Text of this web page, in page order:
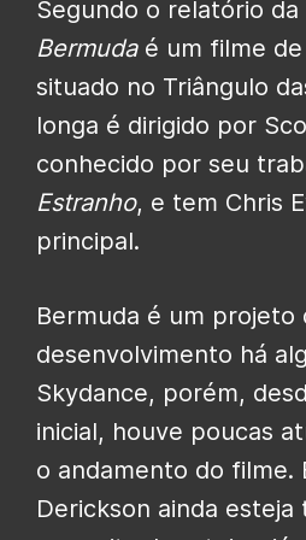
Segundo o relatório da
Bermudaé um filme de
situado no Triângulo
longa é dirigido por
conhecido por seu
Estranho, e tem Chris
principal.
Bermuda é um projeto
desenvolvimento há
Skydance, porém,
inicial, houve poucas
o andamento do filme.
Derickson ainda esteja